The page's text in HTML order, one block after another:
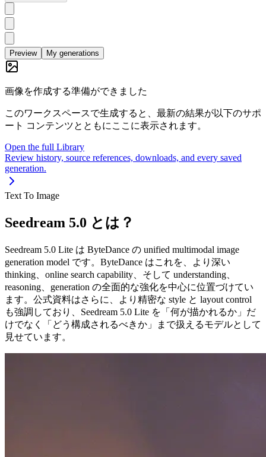
Preview My generations
画像を作成する準備ができました
このワークスペースで生成すると、最新の結果が以下のサポ
ート コンテンツとともにここに表示されます。
Open the full Library
Review history, source references, downloads, and every saved
generation.
Text To Image
Seedream 5.0 とは？
Seedream 5.0 Lite は ByteDance の unified multimodal image
generation model です。ByteDance はこれを、より深い
thinking、online search capability、そして understanding、
reasoning、generation の全面的な強化を中心に位置づけてい
ます。公式資料はさらに、より精密な style と layout control
も強調しており、Seedream 5.0 Lite を「何が描かれるか」だ
けでなく「どう構成されるべきか」まで扱えるモデルとして
見せています。